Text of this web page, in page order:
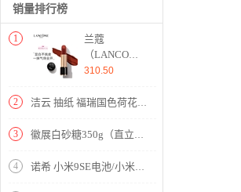
销量排行榜
1
兰蔻
（LANCOME）
口红196 3.4g
哑光唇膏 化
萝卜色
310.50
2 洁云 抽纸 福瑞国色荷花系列3层130抽软抽面巾纸 6包装 小规格（新老包装交替发货）
3 徽展白砂糖350g（直立螺旋口）
4 诺希 小米9SE电池/小米电池手机电池/ 适用于BM3M/小米9se